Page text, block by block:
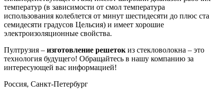
температур (в зависимости от смол температура
использования колеблется от минут шестидесяти до плюс ста
семидесяти градусов Цельсия) и имеет хорошие
электроизоляционные свойства.
Пултрузия – изготовление решетокиз стекловолокна – это
технология будущего! Обращайтесь в нашу компанию за
интересующей вас информацией!
Россия, Санкт-Петербург